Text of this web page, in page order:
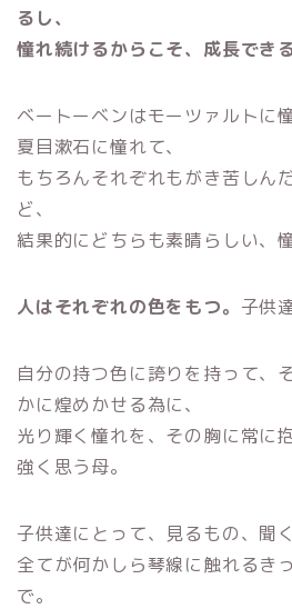
るし、
憧れ続けるからこそ、成長でき
ベートーベンはモーツァルトに憧
夏目漱石に憧れて、
もちろんそれぞれもがき苦しん
ど、
結果的にどちらも素晴らしい、
人はそれぞれの色をもつ。 子供
自分の持つ色に誇りを持って、
かに煌めかせる為に、
光り輝く憧れを、その胸に常に
強く思う母。
子供達にとって、見るもの、聞
全てが何かしら琴線に触れるき
で。